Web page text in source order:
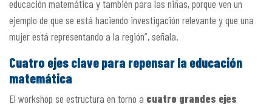
educación matemática y también para las niñas, porque ven un
ejemplo de que se está haciendo investigación relevante y que una
mujer está representando a la región”, señala.
Cuatro ejes clave para repensar la educación
matemática
El workshop se estructura en torno a cuatro grandes ejes